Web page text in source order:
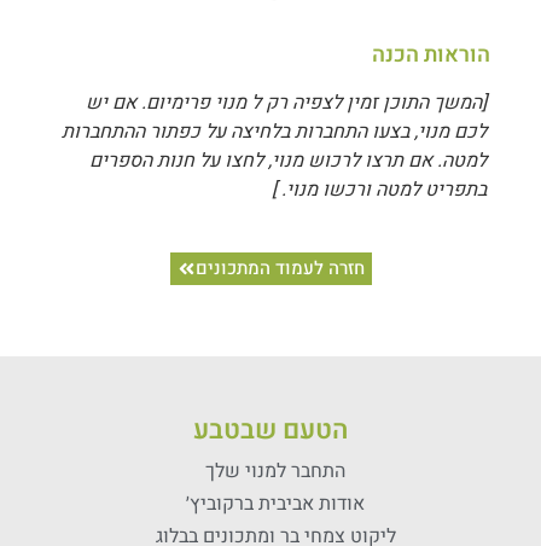
הוראות הכנה
[המשך התוכן זמין לצפיה רק ל מנוי פרימיום. אם יש
לכם מנוי, בצעו התחברות בלחיצה על כפתור ההתחברות
למטה. אם תרצו לרכוש מנוי, לחצו על חנות הספרים
בתפריט למטה ורכשו מנוי. ]
חזרה לעמוד המתכונים
הטעם שבטבע
התחבר למנוי שלך
אודות אביבית ברקוביץ׳
ליקוט צמחי בר ומתכונים בבלוג